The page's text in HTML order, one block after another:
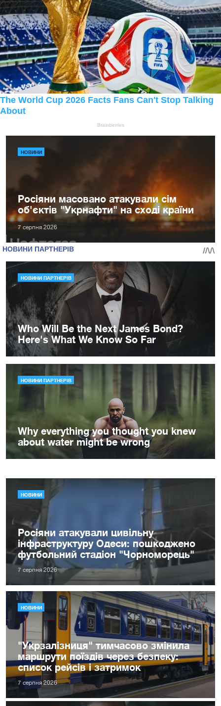
НОВИНИ
Росіяни масовано атакували сім
об'єктів "Укрнафти" на сході країни
7 серпня 2026
НОВИНИ
Росіяни атакували цивільну
інфраструктуру Одеси: пошкоджено
футбольний стадіон "Чорноморець"
7 серпня 2026
НОВИНИ
"Укрзалізниця" тимчасово змінила
маршрути поїздів через безпеку:
список рейсів і затримок
7 серпня 2026